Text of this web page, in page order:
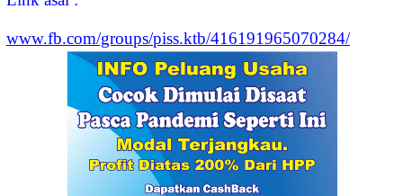
www.fb.com/groups/piss.ktb/416191965070284/